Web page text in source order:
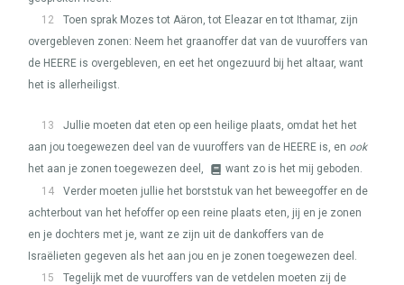
12
Toen sprak Mozes tot Aäron, tot Eleazar en tot Ithamar, zijn
overgebleven zonen: Neem het graanoffer dat van de vuuroffers van
de HEERE is overgebleven, en eet het ongezuurd bij het altaar, want
het is allerheiligst.
13
Jullie moeten dat eten op een heilige plaats, omdat het het
aan jou toegewezen deel van de vuuroffers van de HEERE is, en ook
het aan je zonen toegewezen deel,
want zo is het mij geboden.
14
Verder moeten jullie het borststuk van het beweegoffer en de
achterbout van het hefoffer op een reine plaats eten, jij en je zonen
en je dochters met je, want ze zijn uit de dankoffers van de
Israëlieten gegeven als het aan jou en je zonen toegewezen deel.
15
Tegelijk met de vuuroffers van de vetdelen moeten zij de